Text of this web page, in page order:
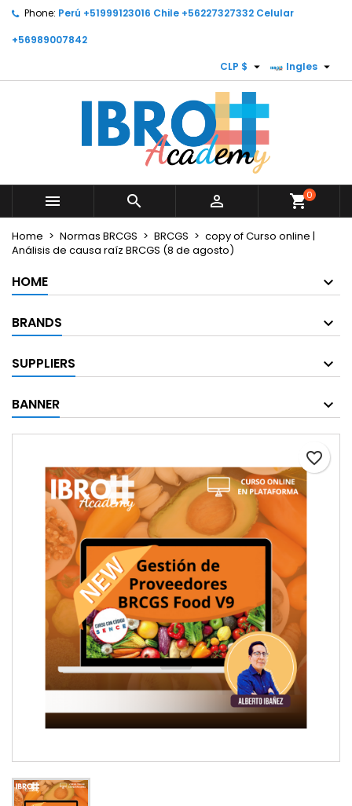
Phone: Perú +51999123016 Chile +56227327332 Celular
+56989007842
Ingles 
CLP $ 
   shopping_cart0
Home Normas BRCGS BRCGS
copy of Curso online |
Análisis de causa raíz BRCGS (8 de agosto)
HOME
BRANDS
SUPPLIERS
BANNER
favorite_border
Wishlist name
Cancel
You need to be logged in to save products in your
wishlist.
Cancel
Sign in